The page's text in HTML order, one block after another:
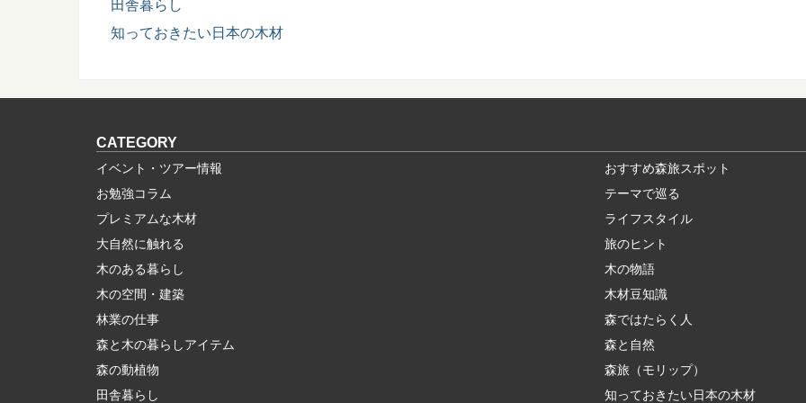
形づくる代表的な...
田舎暮らし
知っておきたい日本の木材
CATEGORY
イベント・ツアー情報
おすすめ森旅スポット
お勉強コラム
テーマで巡る
プレミアムな木材
ライフスタイル
大自然に触れる
旅のヒント
木のある暮らし
木の物語
木の空間・建築
木材豆知識
林業の仕事
森ではたらく人
森と木の暮らしアイテム
森と自然
森の動植物
森旅（モリップ）
田舎暮らし
知っておきたい日本の木材